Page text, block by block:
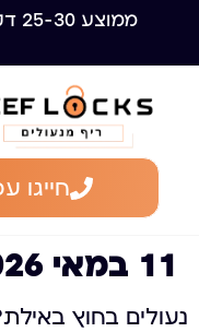
חייגו עכשיו
11 במאי 2026
נעולים בחוץ